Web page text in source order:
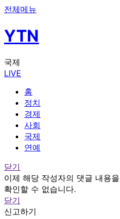
전체메뉴
YTN
국제
LIVE
홈
정치
경제
사회
국제
연예
닫기
이제 해당 작성자의 댓글 내용을
확인할 수 없습니다.
닫기
신고하기